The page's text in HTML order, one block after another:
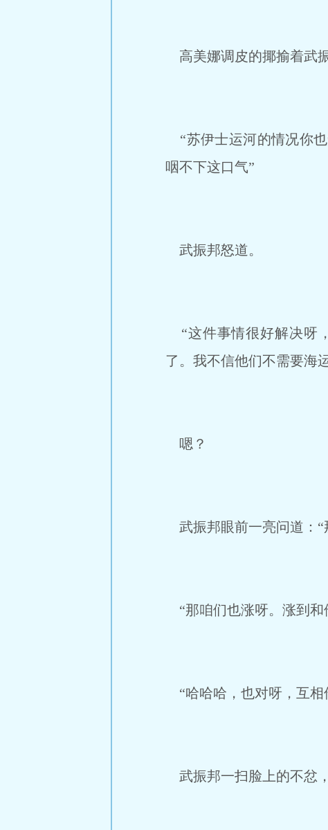
高美娜调皮的揶揄着武振
“苏伊士运河的情况你
咽不下这口气”
武振邦怒道。
“这件事情很好解决呀
了。我不信他们不需要海
嗯？
武振邦眼前一亮问道：“
“那咱们也涨呀。涨到和
“哈哈哈，也对呀，互
武振邦一扫脸上的不忿